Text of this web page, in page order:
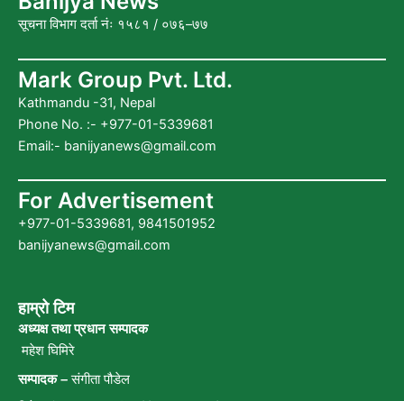
o
r
m
सूचना विभाग दर्ता नंः १५८१ / ०७६–७७
Mark Group Pvt. Ltd.
Kathmandu -31, Nepal
Phone No. :- +977-01-5339681
Email:- banijyanews@gmail.com
For Advertisement
+977-01-5339681, 9841501952
banijyanews@gmail.com
हाम्रो टिम
अध्यक्ष तथा प्रधान सम्पादक
महेश घिमिरे
सम्पादक –संगीता पौडेल